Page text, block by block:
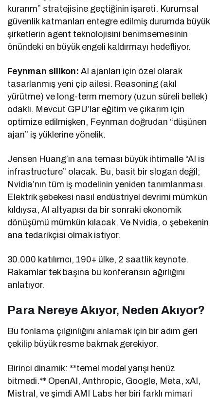
kurarım” stratejisine geçtiğinin işareti. Kurumsal
güvenlik katmanları entegre edilmiş durumda büyük
şirketlerin agent teknolojisini benimsemesinin
önündeki en büyük engeli kaldırmayı hedefliyor.
Feynman silikon:AI ajanları için özel olarak
tasarlanmış yeni çip ailesi. Reasoning (akıl
yürütme) ve long-term memory (uzun süreli bellek)
odaklı. Mevcut GPU’lar eğitim ve çıkarım için
optimize edilmişken, Feynman doğrudan “düşünen
ajan” iş yüklerine yönelik.
Jensen Huang’ın ana teması büyük ihtimalle “AI is
infrastructure” olacak. Bu, basit bir slogan değil;
Nvidia’nın tüm iş modelinin yeniden tanımlanması.
Elektrik şebekesi nasıl endüstriyel devrimi mümkün
kıldıysa, AI altyapısı da bir sonraki ekonomik
dönüşümü mümkün kılacak. Ve Nvidia, o şebekenin
ana tedarikçisi olmak istiyor.
30.000 katılımcı, 190+ ülke, 2 saatlik keynote.
Rakamlar tek başına bu konferansın ağırlığını
anlatıyor.
Para Nereye Akıyor, Neden Akıyor?
Bu fonlama çılgınlığını anlamak için bir adım geri
çekilip büyük resme bakmak gerekiyor.
Birinci dinamik: **temel model yarışı henüz
bitmedi.** OpenAI, Anthropic, Google, Meta, xAI,
Mistral, ve şimdi AMI Labs her biri farklı mimari